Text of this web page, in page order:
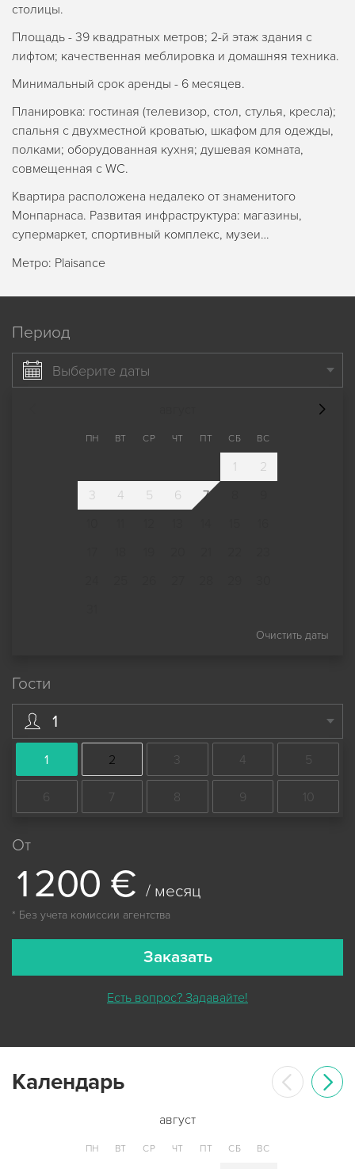
столицы.
Площадь - 39 квадратных метров; 2-й этаж здания с
лифтом; качественная меблировка и домашняя техника.
Минимальный срок аренды - 6 месяцев.
Планировка: гостиная (телевизор, стол, стулья, кресла);
спальня с двухместной кроватью, шкафом для одежды,
полками; оборудованная кухня; душевая комната,
совмещенная с WC.
Квартира расположена недалеко от знаменитого
Монпарнаса. Развитая инфраструктура: магазины,
супермаркет, спортивный комплекс, музеи…
Метро: Plaisance
Период
Выберите даты
ПН ВТ СР ЧТ ПТ СБ ВС
1
2
3
4 5 6 7
Очистить даты
Гости
1
1 2 3 4 5
6 7 8 9 10
От
1200 € / месяц
* Без учета комиссии агентства
Заказать
Есть вопрос? Задавайте!
Календарь
август
ПН ВТ СР ЧТ ПТ СБ ВС